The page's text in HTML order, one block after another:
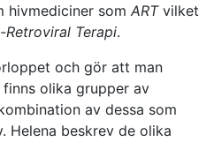
hivmediciner som ARTvilket
Retroviral Terapi.
och gör att man
olika grupper av
av dessa som
Helena beskrev de olika